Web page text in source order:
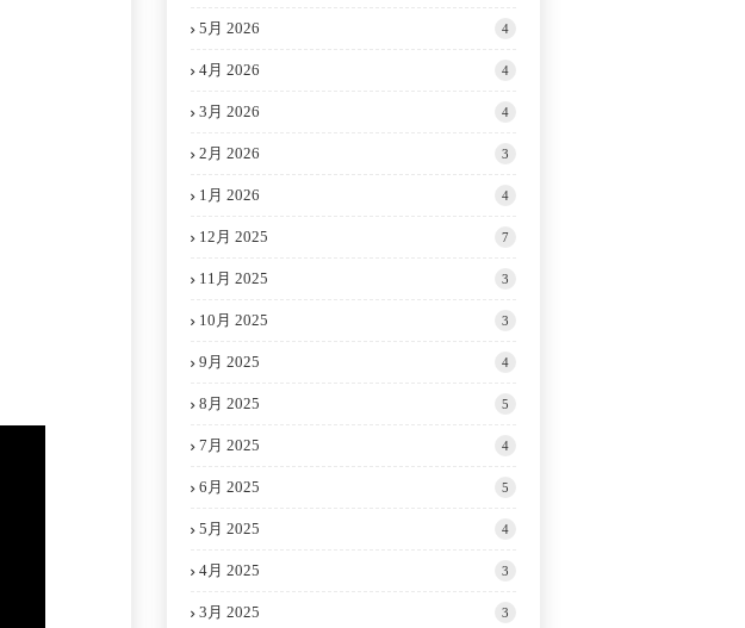
5月 2026 4
4月 2026 4
3月 2026 4
2月 2026 3
1月 2026 4
12月 2025 7
11月 2025 3
10月 2025 3
9月 2025 4
8月 2025 5
7月 2025 4
6月 2025 5
5月 2025 4
4月 2025 3
3月 2025 3